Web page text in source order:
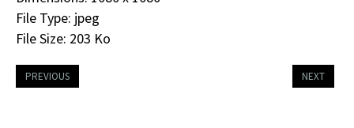
File Type: jpeg
File Size: 203 Ko
PREVIOUS NEXT